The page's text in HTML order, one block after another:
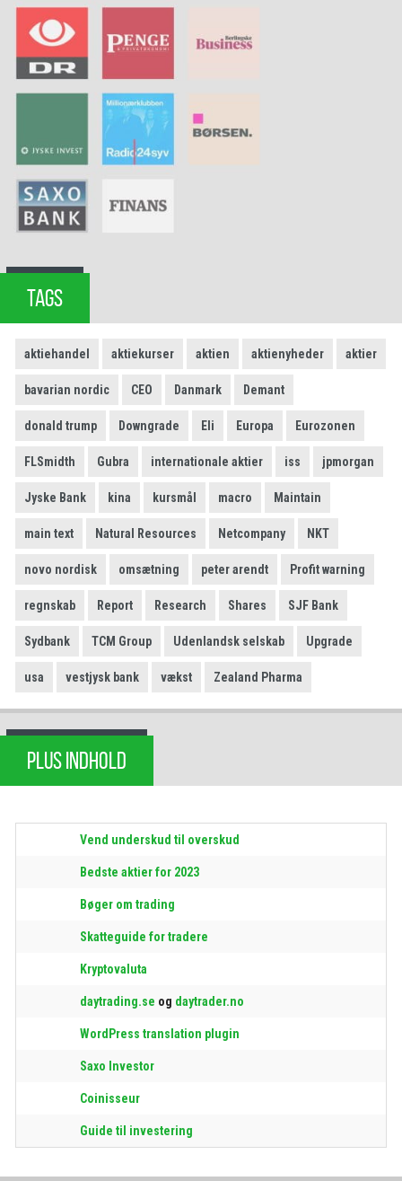
TAGS
aktiehandel aktiekurser aktien aktienyheder aktier
bavarian nordic CEO Danmark Demant
donald trump Downgrade Eli Europa Eurozonen
FLSmidth Gubra internationale aktier iss jpmorgan
Jyske Bank kina kursmål macro Maintain
main text Natural Resources Netcompany NKT
novo nordisk omsætning peter arendt Profit warning
regnskab Report Research Shares SJF Bank
Sydbank TCM Group Udenlandsk selskab Upgrade
usa vestjysk bank vækst Zealand Pharma
PLUS INDHOLD
Vend underskud til overskud
Bedste aktier for 2023
Bøger om trading
Skatteguide for tradere
Kryptovaluta
daytrading.se og daytrader.no
WordPress translation plugin
Saxo Investor
Coinisseur
Guide til investering